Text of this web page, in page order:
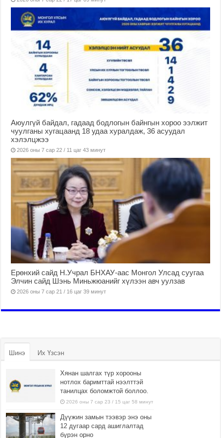
Аюулгүй байдал, гадаад бодлогын байнгын хороо ээлжит
чуулганы хугацаанд 18 удаа хуралдаж, 36 асуудал
хэлэлцжээ
2026 оны 7 сар 22 / 11 цаг 43 минут
Ерөнхий сайд Н.Учрал БНХАУ-аас Монгол Улсад суугаа
Элчин сайд Шэнь Миньжюанийг хүлээн авч уулзав
2026 оны 7 сар 21 / 16 цаг 39 минут
Шинэ Их Үзсэн
Хянан шалгах түр хорооны
нотлох баримттай нээлттэй
танилцах боломжтой боллоо.
2026 оны 7 сар 23 / 15 цаг 58 минут
Дүүжин замын тээвэр энэ оны
12 дугаар сард ашиглалтад
бүрэн орно